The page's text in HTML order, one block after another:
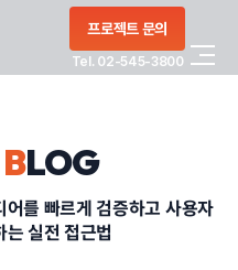
프로젝트 문의
Tel. 02-545-3800
BLOG
를 빠르게 검증하고 사용자
실전 접근법